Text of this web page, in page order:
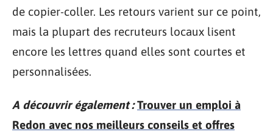
de copier-coller. Les retours varient sur ce point,
mais la plupart des recruteurs locaux lisent
encore les lettres quand elles sont courtes et
personnalisées.
A découvrir également : Trouver un emploi à
Redon avec nos meilleurs conseils et offres